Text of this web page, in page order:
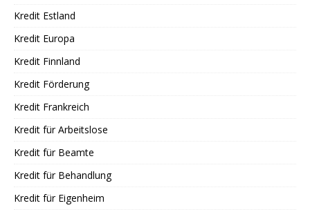
Kredit Estland
Kredit Europa
Kredit Finnland
Kredit Förderung
Kredit Frankreich
Kredit für Arbeitslose
Kredit für Beamte
Kredit für Behandlung
Kredit für Eigenheim